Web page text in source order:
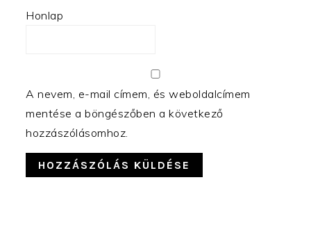
Honlap
A nevem, e-mail címem, és weboldalcímem
mentése a böngészőben a következő
hozzászólásomhoz.